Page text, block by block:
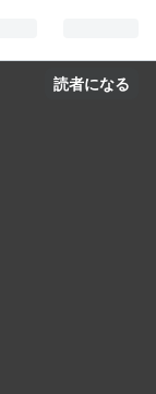
読者になる